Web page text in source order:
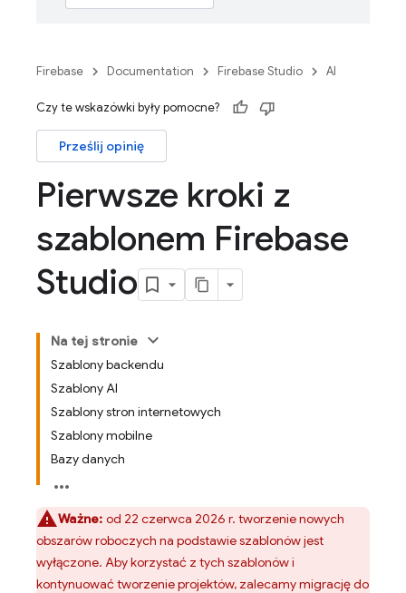
Firebase Documentation Firebase Studio AI
Czy te wskazówki były pomocne?
Prześlij opinię
Pierwsze kroki z
szablonem Firebase
Studio
Na tej stronie
Szablony backendu
Szablony AI
Szablony stron internetowych
Szablony mobilne
Bazy danych
Ważne: od 22 czerwca 2026 r. tworzenie nowych
obszarów roboczych na podstawie szablonów jest
wyłączone. Aby korzystać z tych szablonów i
kontynuować tworzenie projektów, zalecamy migrację do